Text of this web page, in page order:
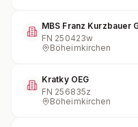
MBS Franz Kurzbauer
FN 250423w
Böheimkirchen
Kratky OEG
FN 256835z
Böheimkirchen